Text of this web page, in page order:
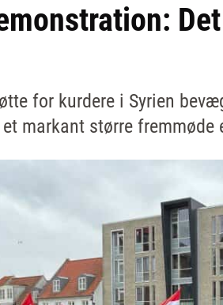
for kurdere i Syrien
markant større